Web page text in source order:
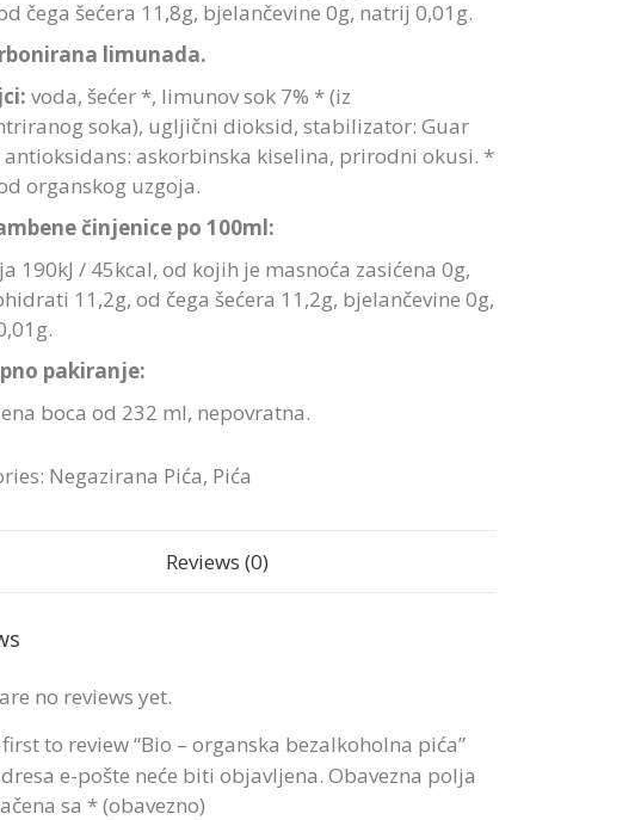
čega šećera 11,8g, bjelančevine 0g, natrij 0,01g.
limunada.
voda, šećer *, limunov sok 7% * (iz
soka), ugljični dioksid, stabilizator: Guar
antioksidans: askorbinska kiselina, prirodni okusi. *
organskog uzgoja.
činjenice po 100ml:
190kJ / 45kcal, od kojih je masnoća zasićena 0g,
11,2g, od čega šećera 11,2g, bjelančevine 0g,
pakiranje:
boca od 232 ml, nepovratna.
Negazirana Pića, Pića
Reviews (0)
no reviews yet.
to review “Bio – organska bezalkoholna pića”
e-pošte neće biti objavljena. Obavezna polja
sa * (obavezno)